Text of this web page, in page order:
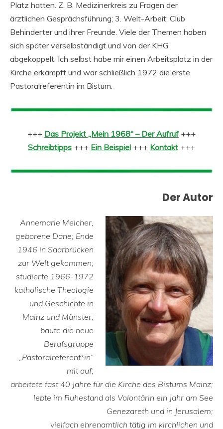
Platz hatten. Z. B. Medizinerkreis zu Fragen der
ärztlichen Gesprächsführung; 3. Welt-Arbeit; Club
Behinderter und ihrer Freunde. Viele der Themen haben
sich später verselbständigt und von der KHG
abgekoppelt. Ich selbst habe mir einen Arbeitsplatz in der
Kirche erkämpft und war schließlich 1972 die erste
Pastoralreferentin im Bistum.
+++ Das Projekt „Mein 1968“ – Der Aufruf +++
Schreibtipps +++ Ein Beispiel +++ Kontakt +++
Der Autor
Annemarie Melcher,
geborene Dane; Ende
1946 in Saarbrücken
zur Welt gekommen;
studierte 1966-1972
katholische Theologie
und Geschichte in
Mainz und Münster;
baute die neue
Berufsgruppe
„Pastoralreferent*in“
mit auf;
arbeitete fast 40 Jahre für die Kirche des Bistums Mainz;
lebte im Ruhestand als Volontärin ein Jahr am See
Genezareth und in Jerusalem;
vielfach ehrenamtlich tätig im kirchlichen und